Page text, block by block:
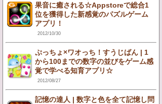
果音に癒される☆Appstoreで総合1
位を獲得した新感覚のパズルゲーム
アプリ！
2012/10/30
ぷっちょ×ワオっち！すうじばん | 1
から100までの数字の並びをゲーム感
覚で学べる知育アプリ☆
2012/08/27
記憶の達人 | 数字と色を全て記憶し問